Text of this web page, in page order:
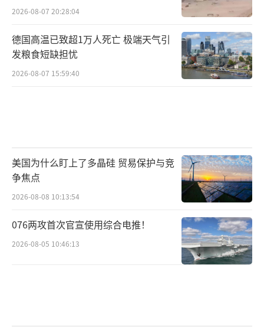
2026-08-07 20:28:04
德国高温已致超1万人死亡 极端天气引
发粮食短缺担忧
2026-08-07 15:59:40
美国为什么盯上了多晶硅 贸易保护与竞
争焦点
2026-08-08 10:13:54
076两攻首次官宣使用综合电推！
2026-08-05 10:46:13